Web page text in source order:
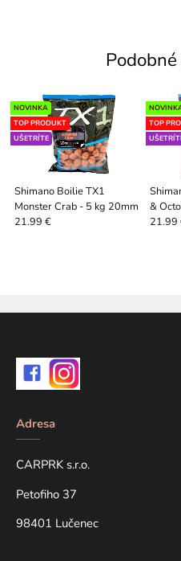
Shimano Boilie TX1
Monster Crab - 5 kg 20mm
NOVINKA
TOP PRODUKT
UŠETRÍTE
21.99 €
&
TOP
21.99
Adresa
CARPRK s.r.o.
Petofiho 37
98401 Lučenec